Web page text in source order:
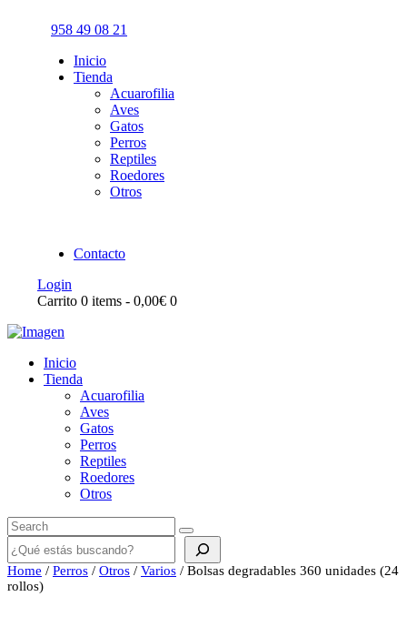
958 49 08 21
Inicio
Tienda
Acuarofilia
Aves
Gatos
Perros
Reptiles
Roedores
Otros
Contacto
Login
Carrito 0 items - 0,00€ 0
Inicio
Tienda
Acuarofilia
Aves
Gatos
Perros
Reptiles
Roedores
Otros
Buscar
Home / Perros / Otros / Varios / Bolsas degradables 360 unidades (24
rollos)